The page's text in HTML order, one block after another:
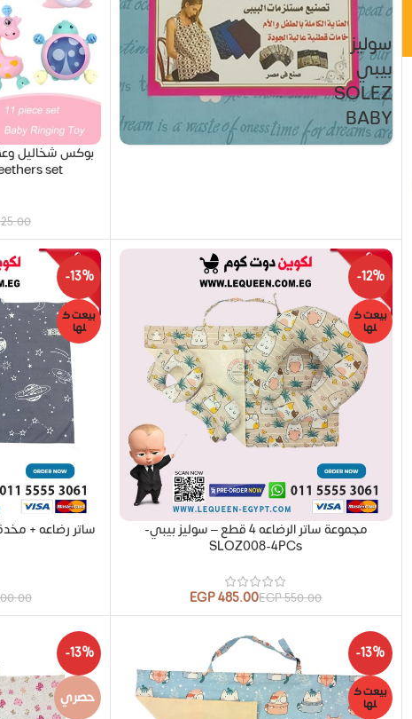
سوليز
بيبي
SOLEZ
BABY
set
-12%
بيعت ك
لها
مجموعة ساتر الرضاعه 4 قطع – سوليز بيبي-
SLOZ008-4PCs
550.00
EGP
485.00
EGP
-13%
بيعت ك
لها
-13%
بيعت ك
لها
-13%
حصري